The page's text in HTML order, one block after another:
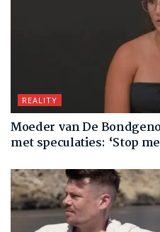
REALITY
Moeder van De
met speculaties: ‘Stop